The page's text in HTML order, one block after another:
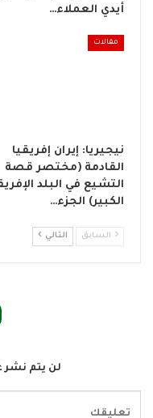
أيدي العملاء…
مقالات
نيجيريا: إيران إفريقيا
القادمة (مختصر قصة
التشيع في البلد
الكبير) الجزء…
السابق التالي
لن يتم نشر